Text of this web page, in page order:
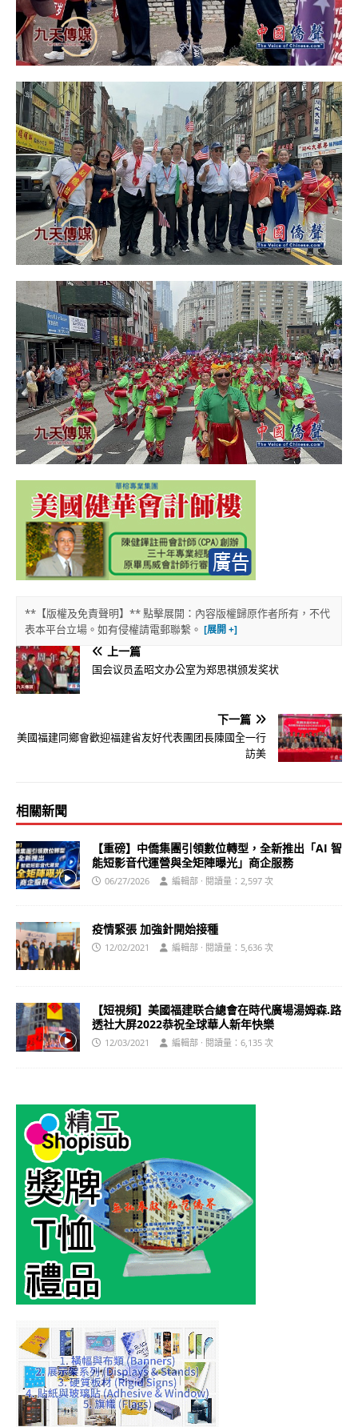
**【版權及免責聲明】** 點擊展開：內容版權歸原作者所有，不代
表本平台立場。如有侵權請電郵聯繫。
上一篇
国会议员孟昭文办公室为郑思祺颁发奖状
下一篇
美國福建同鄉會歡迎福建省友好代表團团長陳國全一行
訪美
相關新聞
【重磅】中僑集團引領數位轉型，全新推出「AI 智
能短影音代運營與全矩陣曝光」商企服務
06/27/2026 編輯部 · 閱讀量：2,597 次
疫情緊張 加強針開始接種
12/02/2021 編輯部 · 閱讀量：5,636 次
【短視頻】美國福建联合總會在時代廣場湯姆森.路
透社大屏2022恭祝全球華人新年快樂
12/03/2021 編輯部 · 閱讀量：6,135 次